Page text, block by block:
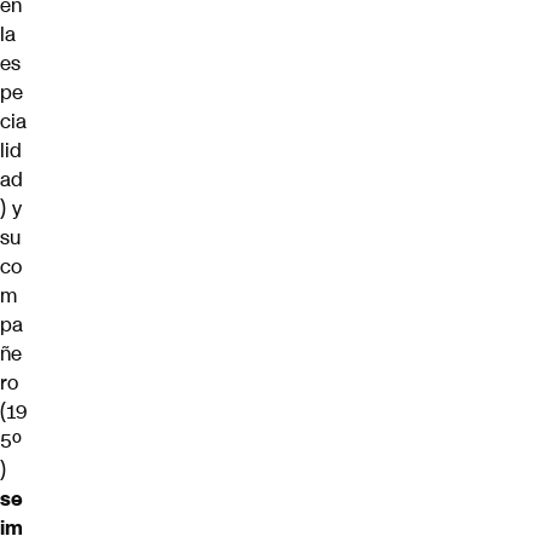
la
es
pe
cia
lid
ad
) y
su
co
m
pa
ñe
ro
(19
5º
)
se
im